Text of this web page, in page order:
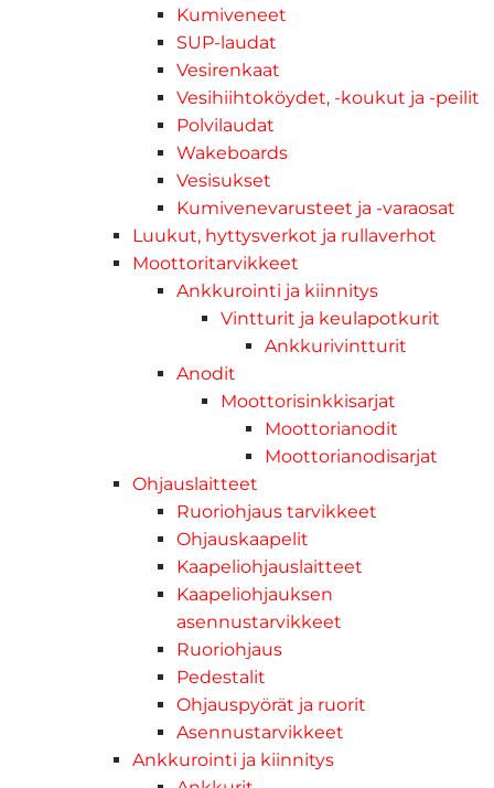
Kumiveneet
SUP-laudat
Vesirenkaat
Vesihiihtoköydet, -koukut ja -peilit
Polvilaudat
Wakeboards
Vesisukset
Kumivenevarusteet ja -varaosat
Luukut, hyttysverkot ja rullaverhot
Moottoritarvikkeet
Ankkurointi ja kiinnitys
Vintturit ja keulapotkurit
Ankkurivintturit
Anodit
Moottorisinkkisarjat
Moottorianodit
Moottorianodisarjat
Ohjauslaitteet
Ruoriohjaus tarvikkeet
Ohjauskaapelit
Kaapeliohjauslaitteet
Kaapeliohjauksen
asennustarvikkeet
Ruoriohjaus
Pedestalit
Ohjauspyörät ja ruorit
Asennustarvikkeet
Ankkurointi ja kiinnitys